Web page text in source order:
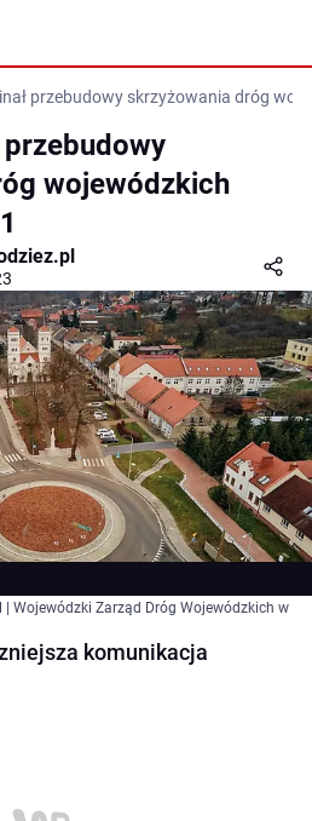
przebudowy skrzyżowania dróg
przebudowy
wojewódzkich
| Wojewódzki Zarząd Dróg Wojewódzkich w
komunikacja